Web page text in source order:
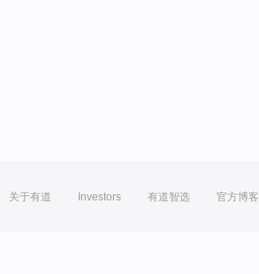
关于有道 Investors 有道智选 官方博客